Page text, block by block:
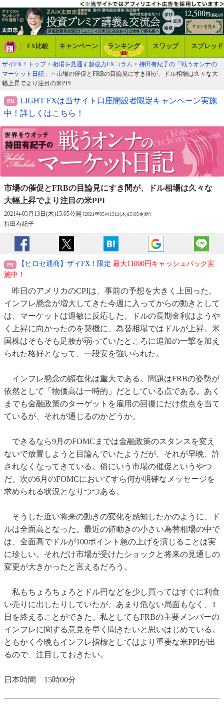
FX比較 キャンペーン ランキング スワップ スプレッド
ザイFX！トップ> 相場を見通す超強力FXコラム > 持田有紀子の「戦うオンナの
マーケット日記」
> 市場の催促とFRBの目論見にすき間が、ドル相場は久々な大
幅上昇でより注目の米PPI
LIGHT FXは当サイト口座開設者限定キャンペーン実施
中！詳しくはこちら！
市場の催促とFRBの目論見にすき間が、
ドル相場は久々な
大幅上昇でより注目の米PPI
2021年05月13日(木)15:05公開 [2021年05月13日(木)15:05更新]
持田有紀子
【ヒロセ通商】ザイFX！限定 最大11000円キャッシュバック実
施中！
昨日のアメリカのCPIは、事前の予想を大きく上回った。
インフレ懸念が増大してきた今週に入ってからの動きとして
は、マーケットは過敏に反応した。ドルの長期金利はようや
く上昇に向かったのを契機に、為替相場ではドルが上昇。米
国株はそもそも足腰が弱っていたところに追加の一撃を加え
られた格好となって、一段安を強いられた。
インフレ懸念の顕在化は重大である。問題はFRBの姿勢が
依然として「物価高は一時的」だとしている点である。あく
までも金融政策のターゲットを雇用の回復にだけ焦点を当て
ているが、それが通じるのかどうか。
できるなら9月のFOMCまでは金融政策のスタンスを変え
ないで放置しようと目論んでいたようだが、それが早晩、許
されなくなってきている。俗にいう市場の催促というやつ
だ。次の6月のFOMCにおいてすら何か明確なメッセージを
求められる状況となりつつある。
そうした近い将来の動きの変化を感知したかのように、ド
ルは全面高となった。最近の値動きの小さい為替相場の中で
は、全面高でドルが100ポイント急の上げを演じることは実
に珍しい。それだけ市場が受けたショックと将来の見通しの
変更が大きかったと言えるだろう。
私もちょろちょろとドル円などを少し買ってはすぐに利食
い売りに出したりしていたが、あまり危ない局面もなく、1
日を終えることができた。私としてもFRBの主要メンバーの
インフレに関する意見を早く聞きたいと思いはじめている。
ともかく今晩もインフレ指標としてはより重要な米PPIが出
るので、注目しておきたい。
日本時間 15時00分